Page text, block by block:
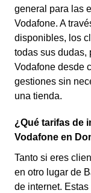
general para las
Vodafone. A
disponibles, los
todas sus dudas,
Vodafone desde
gestiones sin
una tienda.
¿Qué tarifas de
Vodafone en
Tanto si eres
en otro lugar de
de internet.